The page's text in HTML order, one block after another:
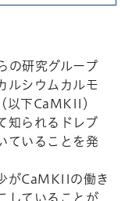
の研究グループ
ルシウムカルモ
以下CaMKII）
知られるドレブ
ていることを発
がCaMKIIの働き
していることが